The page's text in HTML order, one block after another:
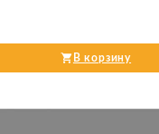
В корзину